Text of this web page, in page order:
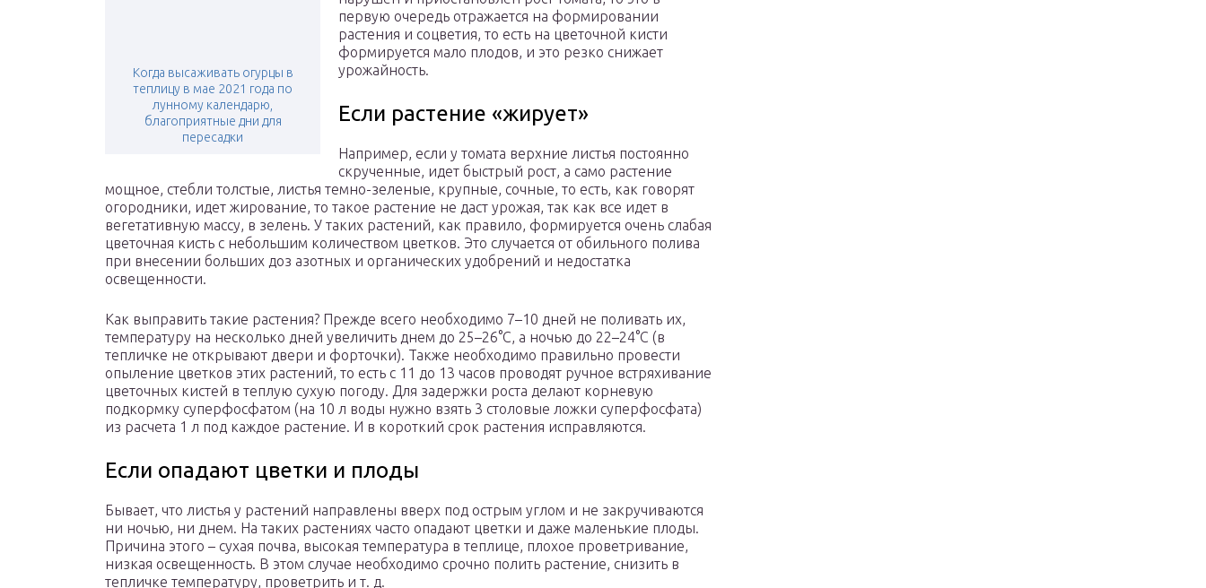
Когда высаживать огурцы в
теплицу в мае 2021 года по
лунному календарю,
благоприятные дни для
пересадки
первую очередь отражается на формировании
растения и соцветия, то есть на цветочной кисти
формируется мало плодов, и это резко снижает
урожайность.
Если растение «жирует»
Например, если у томата верхние листья постоянно
скрученные, идет быстрый рост, а само растение
мощное, стебли толстые, листья темно-зеленые, крупные, сочные, то есть, как говорят
огородники, идет жирование, то такое растение не даст урожая, так как все идет в
вегетативную массу, в зелень. У таких растений, как правило, формируется очень слабая
цветочная кисть с небольшим количеством цветков. Это случается от обильного полива
при внесении больших доз азотных и органических удобрений и недостатка
освещенности.
Как выправить такие растения? Прежде всего необходимо 7–10 дней не поливать их,
температуру на несколько дней увеличить днем до 25–26°C, а ночью до 22–24°C (в
тепличке не открывают двери и форточки). Также необходимо правильно провести
опыление цветков этих растений, то есть с 11 до 13 часов проводят ручное встряхивание
цветочных кистей в теплую сухую погоду. Для задержки роста делают корневую
подкормку суперфосфатом (на 10 л воды нужно взять 3 столовые ложки суперфосфата)
из расчета 1 л под каждое растение. И в короткий срок растения исправляются.
Если опадают цветки и плоды
Бывает, что листья у растений направлены вверх под острым углом и не закручиваются
ни ночью, ни днем. На таких растениях часто опадают цветки и даже маленькие плоды.
Причина этого – сухая почва, высокая температура в теплице, плохое проветривание,
низкая освещенность. В этом случае необходимо срочно полить растение, снизить в
тепличке температуру, проветрить и т. д.